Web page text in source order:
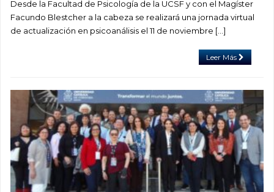
Desde la Facultad de Psicología de la UCSF y con el Magíster
Facundo Blestcher a la cabeza se realizará una jornada virtual
de actualización en psicoanálisis el 11 de noviembre […]
Leer Más